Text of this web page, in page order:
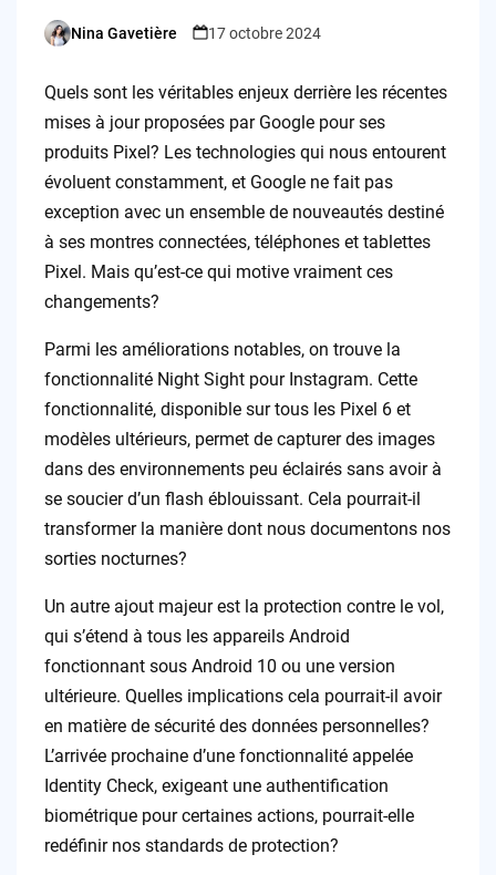
Posted
Nina Gavetière 17 octobre 2024
Quels sont les véritables enjeux derrière les récentes
mises à jour proposées par Google pour ses
produits Pixel? Les technologies qui nous entourent
évoluent constamment, et Google ne fait pas
exception avec un ensemble de nouveautés destiné
à ses montres connectées, téléphones et tablettes
Pixel. Mais qu’est-ce qui motive vraiment ces
changements?
Parmi les améliorations notables, on trouve la
fonctionnalité Night Sight pour Instagram. Cette
fonctionnalité, disponible sur tous les Pixel 6 et
modèles ultérieurs, permet de capturer des images
dans des environnements peu éclairés sans avoir à
se soucier d’un flash éblouissant. Cela pourrait-il
transformer la manière dont nous documentons nos
sorties nocturnes?
Un autre ajout majeur est la protection contre le vol,
qui s’étend à tous les appareils Android
fonctionnant sous Android 10 ou une version
ultérieure. Quelles implications cela pourrait-il avoir
en matière de sécurité des données personnelles?
L’arrivée prochaine d’une fonctionnalité appelée
Identity Check, exigeant une authentification
biométrique pour certaines actions, pourrait-elle
redéfinir nos standards de protection?